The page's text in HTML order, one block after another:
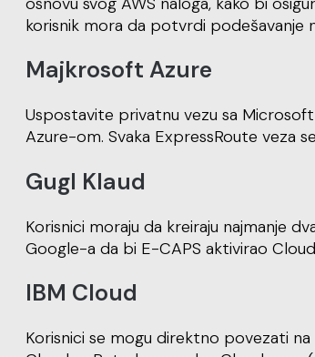
korisnik mora da potvrdi podešavanje
Majkrosoft Azure
Uspostavite privatnu vezu sa
Azure-om. Svaka ExpressRoute veza
Gugl Klaud
Korisnici moraju da kreiraju najmanje
Google-a da bi E-CAPS aktivirao
IBM Cloud
Korisnici se mogu direktno povezati